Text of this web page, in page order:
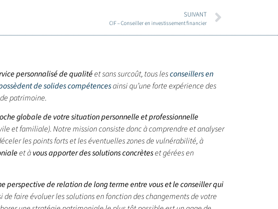
SUIVANT
CIF – Conseiller en investissement financier
personnalisé de qualitéet sans surcoût, tous lesconseillers en
de solides compétencesainsi qu’une forte expérience des
patrimoine.
globale de votre situation personnelle et professionnelle
et familiale). Notre mission consiste donc à comprendre et analyser
les points forts et les éventuelles zones de vulnérabilité, à
et àvous apporter des solutions concrèteset gérées en
perspective de relation de long terme entre vous et le conseiller qui
de faire évoluer les solutions en fonction des changements de votre